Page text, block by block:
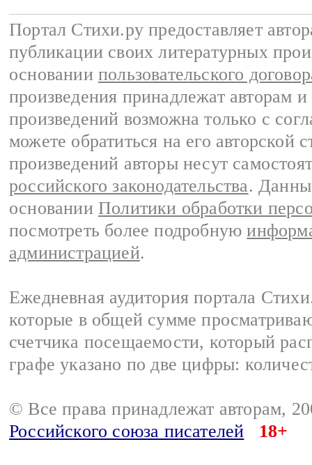
Портал Стихи.ру предоставляет
публикации своих литературных
основании пользовательского
произведения принадлежат авторам
произведений возможна только с
можете обратиться на его авторской
произведений авторы несут
российского законодательства.
основании Политики обработки
посмотреть более подробную
администрацией.
Ежедневная аудитория портала
которые в общей сумме
счетчика посещаемости, который
графе указано по две цифры:
© Все права принадлежат авторам,
Российского союза писателей
18+